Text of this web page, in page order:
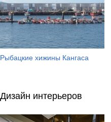
Рыбацкие хижины Кангаса
Дизайн интерьеров